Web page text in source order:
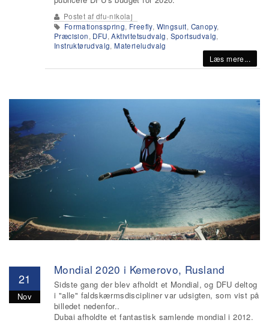
Postet af dfu-nikolaj
Formationsspring, Freefly, Wingsuit, Canopy,
Præcision, DFU,Aktivitetsudvalg, Sportsudvalg,
Instruktørudvalg,Materieludvalg
Læs mere...
21
Nov
Mondial 2020 i Kemerovo, Rusland
Sidste gang der blev afholdt et Mondial, og DFU deltog
i "alle" faldskærmsdiscipliner var udsigten, som vist på
billedet nedenfor..
Dubai afholdte et fantastisk samlende mondial i 2012.